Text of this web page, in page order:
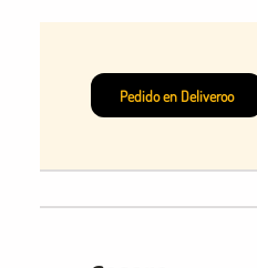
Pedido en Deliveroo